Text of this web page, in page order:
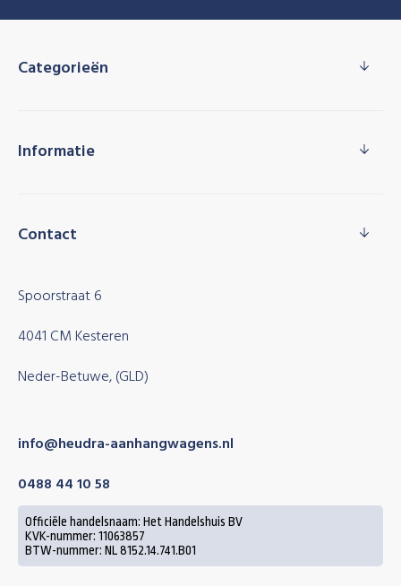
Categorieën
Informatie
Contact
Spoorstraat 6
4041 CM Kesteren
Neder-Betuwe, (GLD)
info@heudra-aanhangwagens.nl
0488 44 10 58
Officiële handelsnaam: Het Handelshuis BV
KVK-nummer: 11063857
BTW-nummer: NL 8152.14.741.B01